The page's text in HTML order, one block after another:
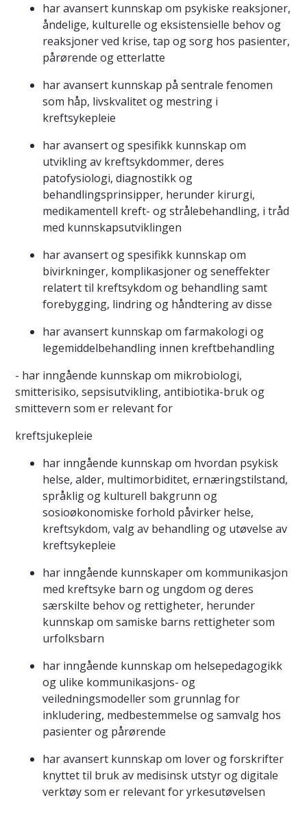
har avansert kunnskap om psykiske reaksjoner,
åndelige, kulturelle og eksistensielle behov og
reaksjoner ved krise, tap og sorg hos pasienter,
pårørende og etterlatte
har avansert kunnskap på sentrale fenomen
som håp, livskvalitet og mestring i
kreftsykepleie
har avansert og spesifikk kunnskap om
utvikling av kreftsykdommer, deres
patofysiologi, diagnostikk og
behandlingsprinsipper, herunder kirurgi,
medikamentell kreft- og strålebehandling, i tråd
med kunnskapsutviklingen
har avansert og spesifikk kunnskap om
bivirkninger, komplikasjoner og seneffekter
relatert til kreftsykdom og behandling samt
forebygging, lindring og håndtering av disse
har avansert kunnskap om farmakologi og
legemiddelbehandling innen kreftbehandling
- har inngående kunnskap om mikrobiologi,
smitterisiko, sepsisutvikling, antibiotika-bruk og
smittevern som er relevant for
kreftsjukepleie
har inngående kunnskap om hvordan psykisk
helse, alder, multimorbiditet, ernæringstilstand,
språklig og kulturell bakgrunn og
sosioøkonomiske forhold påvirker helse,
kreftsykdom, valg av behandling og utøvelse av
kreftsykepleie
har inngående kunnskaper om kommunikasjon
med kreftsyke barn og ungdom og deres
særskilte behov og rettigheter, herunder
kunnskap om samiske barns rettigheter som
urfolksbarn
har inngående kunnskap om helsepedagogikk
og ulike kommunikasjons- og
veiledningsmodeller som grunnlag for
inkludering, medbestemmelse og samvalg hos
pasienter og pårørende
har avansert kunnskap om lover og forskrifter
knyttet til bruk av medisinsk utstyr og digitale
verktøy som er relevant for yrkesutøvelsen